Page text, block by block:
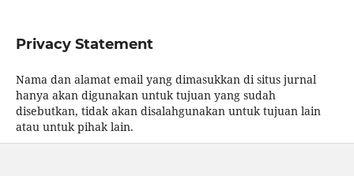
Privacy Statement
Nama dan alamat email yang dimasukkan di situs jurnal
hanya akan digunakan untuk tujuan yang sudah
disebutkan, tidak akan disalahgunakan untuk tujuan lain
atau untuk pihak lain.